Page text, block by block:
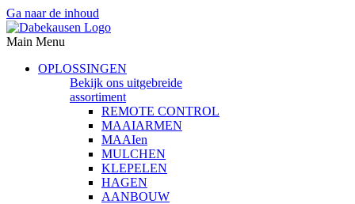
Ga naar de inhoud
Main Menu
OPLOSSINGEN
Bekijk ons uitgebreide
assortiment
REMOTE CONTROL
MAAIARMEN
MAAIen
MULCHEN
KLEPELEN
HAGEN
AANBOUW